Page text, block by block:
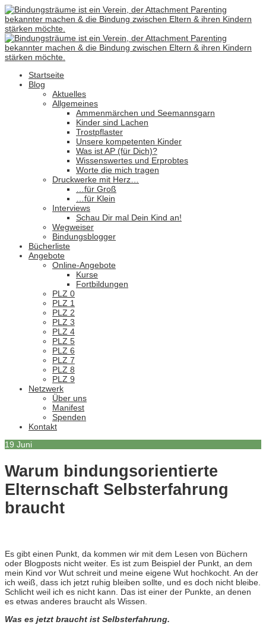
Startseite
Blog
Aktuelles
Allgemeines
Ammenmärchen und Seemannsgarn
Kinder sind Lachen
Trostpflaster
Unsere kompetenten Kinder
Was ist AP (für Dich)?
Wissenswertes und Erprobtes
Worte die mich tragen
Druckwerke mit Herz…
…für Groß
…für Klein
Interviews
Schau Dir mal Dein Kind an!
Wegweiser
Bindungsblogger
Bücherliste
Angebote
Online-Angebote
Kurse
Fortbildungen
PLZ 0
PLZ 1
PLZ 2
PLZ 3
PLZ 4
PLZ 5
PLZ 6
PLZ 7
PLZ 8
PLZ 9
Netzwerk
Über uns
Manifest
Spenden
Kontakt
19 Juni
Warum bindungsorientierte
Elternschaft Selbsterfahrung
braucht
Es gibt einen Punkt, da kommen wir mit dem Lesen von Büchern
oder Blogposts nicht weiter. Es ist zum Beispiel der Punkt, an dem
mein Kind vor Wut schreit und meine eigene Wut hochkocht. An der
ich weiß, dass ich jetzt ruhig bleiben sollte, und es doch nicht bleibe.
Schlicht weil ich es nicht kann. Das ist einer der Punkte, an denen
es etwas anderes braucht als Wissen.
Was es jetzt braucht ist Selbsterfahrung.